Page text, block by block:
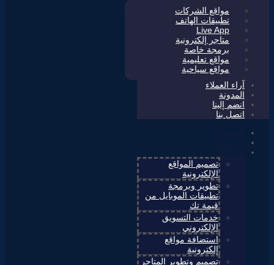
مواقع الشركات
تطبيقات الهاتف
Live App
متاجر إلكترونية
برمجة خاصة
مواقع تعليمية
مواقع سياحية
آراء العملاء
المدونة
انضم إلينا
اتصل بنا
تصميم المواقع
الإلكترونية
تطوير وبرمجة
تطبيقات الموبايل من
قيمة تك
خدمات التسويق
الإلكتروني
استضافة مواقع
إلكترونية
تصميم وتطوير المتاجر